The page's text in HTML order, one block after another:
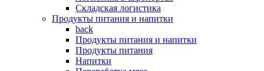
Складская логистика
Продукты питания и напитки
back
Продукты питания и напитки
Продукты питания
Напитки